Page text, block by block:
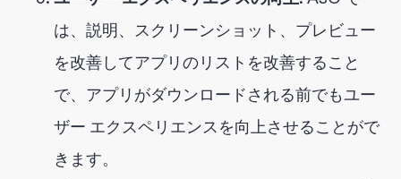
は、説明、スクリーンショット、プレビュー
を改善してアプリのリストを改善すること
で、アプリがダウンロードされる前でもユー
ザー エクスペリエンスを向上させることがで
きます。